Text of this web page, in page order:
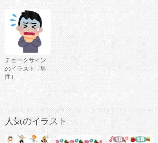
チョークサイン
のイラスト（男
性）
人気のイラスト